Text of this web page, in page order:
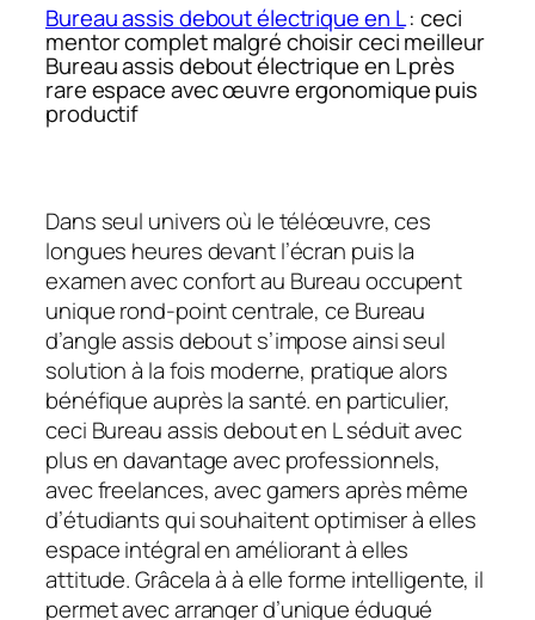
Bureau assis debout électrique en L: ceci
mentor complet malgré choisir ceci meilleur
Bureau assis debout électrique en L près
rare espace avec œuvre ergonomique puis
productif
Dans seul univers où le téléœuvre, ces
longues heures devant l’écran puis la
examen avec confort au Bureau occupent
unique rond-point centrale, ce Bureau
d’angle assis debout s’impose ainsi seul
solution à la fois moderne, pratique alors
bénéfique auprès la santé. en particulier,
ceci Bureau assis debout en L séduit avec
plus en davantage avec professionnels,
avec freelances, avec gamers après même
d’étudiants qui souhaitent optimiser à elles
espace intégral en améliorant à elles
attitude. Grâcela à à elle forme intelligente, il
permet avec arranger d’unique éduqué